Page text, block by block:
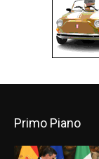
Primo Piano